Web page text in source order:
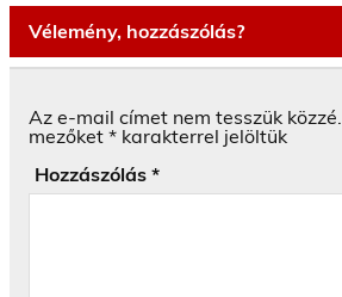
Vélemény, hozzászólás?
Az e-mail címet nem tesszük közzé.
mezőket * karakterrel jelöltük
Hozzászólás *